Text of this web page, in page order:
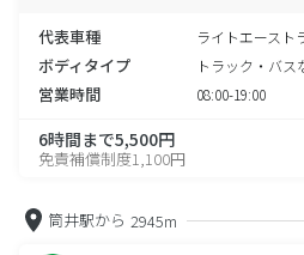
代表車種 ライトエースト
ボディタイプ トラック・バス
営業時間 08:00-19:00
6時間まで5,500円
免責補償制度1,100円
筒井駅から 2945m